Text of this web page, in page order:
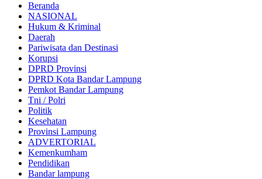
Beranda
NASIONAL
Hukum & Kriminal
Daerah
Pariwisata dan Destinasi
Korupsi
DPRD Provinsi
DPRD Kota Bandar Lampung
Pemkot Bandar Lampung
Tni / Polri
Politik
Kesehatan
Provinsi Lampung
ADVERTORIAL
Kemenkumham
Pendidikan
Bandar lampung